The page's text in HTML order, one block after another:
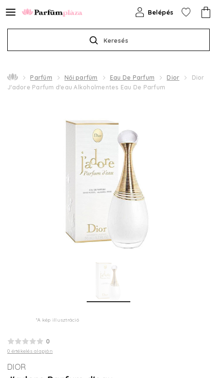
Keresés
Belépés
Parfüm Női parfüm Eau De Parfum Dior
Dior
J'adore Parfum d'eau Alkoholmentes Eau De Parfum
*A kép illusztráció
0
0 értékelés alapján
DIOR